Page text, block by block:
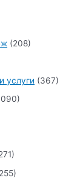
(208)
услуги (367)
090)